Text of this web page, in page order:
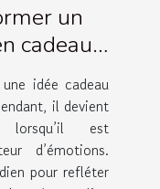
un
cadeau
idée cadeau
il devient
lorsqu’il est
d’émotions.
pour refléter